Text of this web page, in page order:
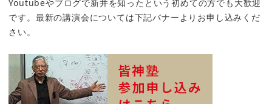
Youtubeやブログで新井を知ったという初めての方でも大歓迎
です。最新の講演会については下記バナーよりお申し込みくだ
さい。